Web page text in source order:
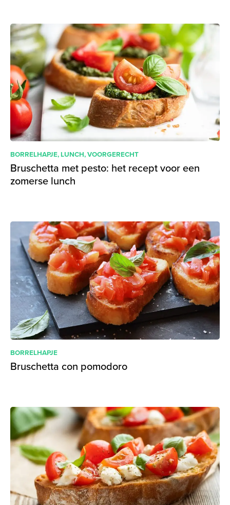
BORRELHAPJE,LUNCH,VOORGERECHT
Bruschetta met pesto: het recept voor een
zomerse lunch
BORRELHAPJE
Bruschetta con pomodoro